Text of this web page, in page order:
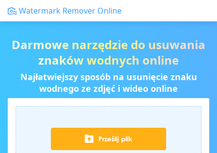
Watermark Remover Online
Darmowe narzędzie do usuwania
znaków wodnych online
Najłatwiejszy sposób na usunięcie znaku
wodnego ze zdjęć i wideo online
Prześlij plik